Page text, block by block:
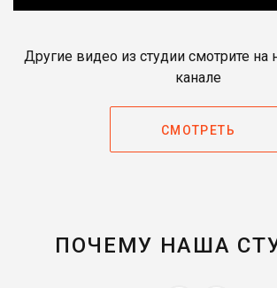
Другие видео из студии смотрите на
канале
СМОТРЕТЬ
ПОЧЕМУ НАША